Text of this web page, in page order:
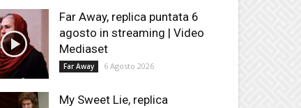
Far Away, replica puntata 6
agosto in streaming | Video
Mediaset
Far Away 6 Agosto 2026
My Sweet Lie, replica